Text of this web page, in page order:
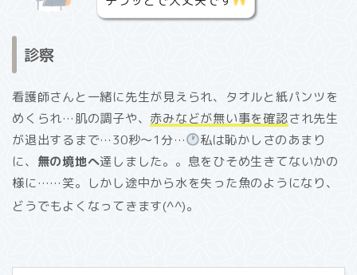
診察
看護師さんと一緒に先生が見えられ、タオルと紙パンツを
めくられ…肌の調子や、 赤みなどが無い事を確認され先生
が退出するまで…30秒〜1分…
私は恥かしさのあまり
に、 無の境地へ達しました。。息をひそめ生きてないかの
様に……笑。しかし途中から水を失った魚のようになり、
どうでもよくなってきます(^^)。